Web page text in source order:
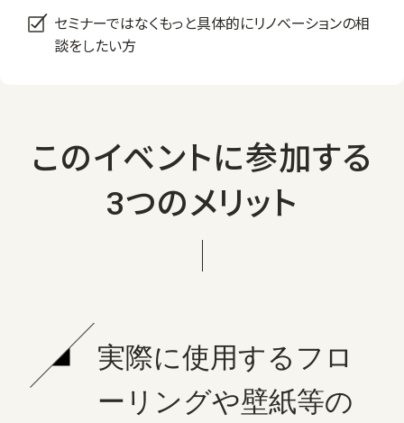
セミナーではなくもっと具体的にリノベーションの相
談をしたい方
このイベントに参加する
3つのメリット
実際に使用するフロ
ーリングや壁紙等の